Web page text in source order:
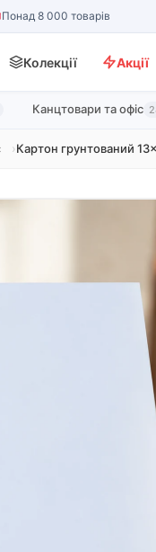
Понад 8 000 товарів
Колекції Акції
Канцтовари та офіс
Картон грунтований